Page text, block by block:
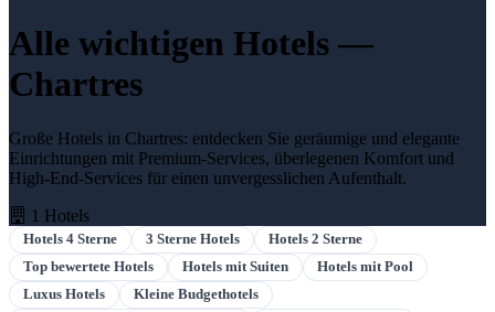
Alle wichtigen Hotels —
Chartres
Große Hotels in Chartres: entdecken Sie geräumige und elegante
Einrichtungen mit Premium-Services, überlegenen Komfort und
High-End-Services für einen unvergesslichen Aufenthalt.
1 Hotels
Hotels 4 Sterne 3 Sterne Hotels
Hotels 2 Sterne
Top bewertete Hotels
Hotels mit Suiten
Hotels mit Pool
Luxus Hotels
Kleine Budgethotels